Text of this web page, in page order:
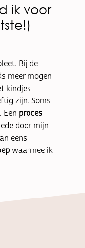
ik voor
Bij de
meer mogen
kindjes
zijn. Soms
Een proces
door mijn
eens
waarmee ik